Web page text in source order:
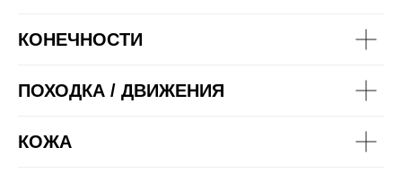
КОНЕЧНОСТИ
ПОХОДКА / ДВИЖЕНИЯ
КОЖА